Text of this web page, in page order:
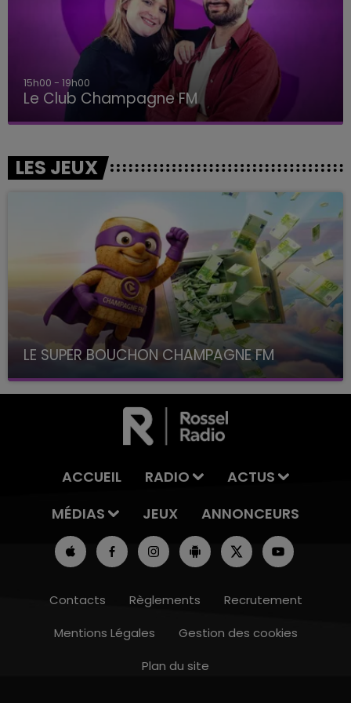
15h00 - 19h00
Le Club Champagne FM
LES JEUX
LE SUPER BOUCHON CHAMPAGNE FM
avec La Famille Champagne FM, à 8H10
ACCUEIL RADIO
ACTUS
MÉDIAS
JEUX ANNONCEURS
Contacts Règlements
Recrutement
Mentions Légales
Gestion des cookies
Plan du site